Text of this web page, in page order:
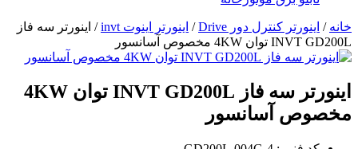
خانه / اینورتر کنترل دور Drive / اینورتر اینوت invt
/ اینورتر سه فاز
INVT GD200L توان 4KW مخصوص آسانسور
اینورتر سه فاز INVT GD200L توان 4KW
مخصوص آسانسور